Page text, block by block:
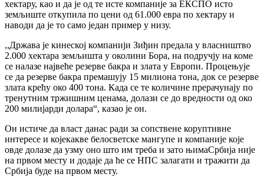
хектару, као и да је од те исте компаније за ЕКСПО исто
земљиште откупила по цени од 61.000 евра по хектару и
наводи да је то само један пример у низу.
,,Држава је кинеској компанији Зиђин предала у власништво
2.000 хектара земљишта у околини Бора, на подручју на коме
се налазe највеће резерве бакра и злата у Европи. Процењује
се да резерве бакра премашују 15 милиона тона, док се резерве
злата крећу око 400 тона. Када се те количине прерачунају по
тренутним тржишним ценама, долази се до вредности од око
200 милијарди долара“, казао је он.
Он истиче да власт данас ради за сопствене коруптивне
интересе и којекакве белосветске мангупе и компаније које
овде долазе да узму оно што им треба и зато њимаСрбија није
на првом месту и додаје да ће се НПС залагати и тражити да
Србија буде на првом месту.